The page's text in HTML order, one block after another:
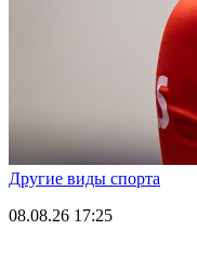
Другие виды спорта
08.08.26 17:25